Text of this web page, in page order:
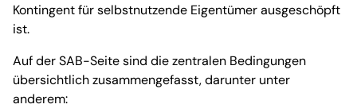
Kontingent für selbstnutzende Eigentümer ausgeschöpft
ist.
Auf der SAB-Seite sind die zentralen Bedingungen
übersichtlich zusammengefasst, darunter unter
anderem: